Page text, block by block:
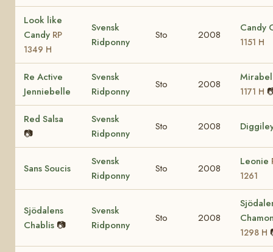
Look like
Candy RP
1349 H
Svensk
Ridponny
Sto 2008
Candy
1151 H
Re Active
Jenniebelle
Svensk
Ridponny
Sto 2008
1171 H
Red Salsa
📷
Svensk
Ridponny
Sto 2008
Sans Soucis
Svensk
Ridponny
Sto 2008
Leonie
1261
Sjödalens
Chablis 📷
Svensk
Ridponny
Sto 2008
1298 H